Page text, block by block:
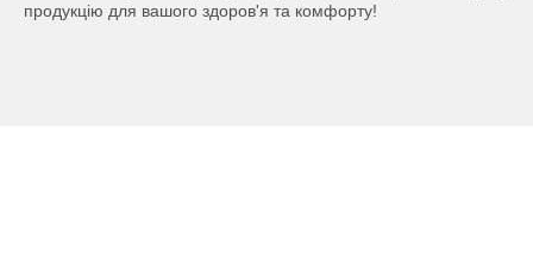
продукцію для вашого здоров'я та комфорту!